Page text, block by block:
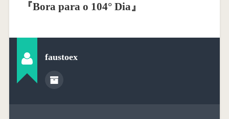
『Bora para o 104° Dia』
faustoex